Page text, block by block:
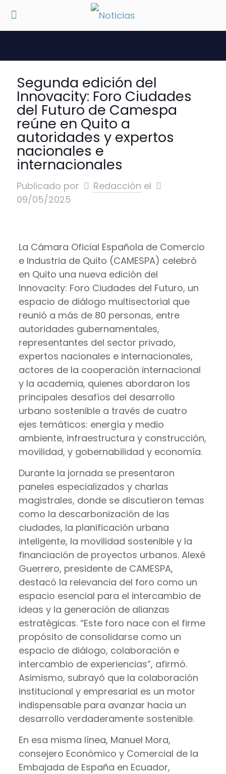
Segunda edición del
Innovacity: Foro Ciudades
del Futuro de Camespa
reúne en Quito a
autoridades y expertos
nacionales e
internacionales
Publicado por Redacción el
09/05/2025
La Cámara Oficial Española de Comercio
e Industria de Quito (CAMESPA) celebró
en Quito una nueva edición del
Innovacity: Foro Ciudades del Futuro, un
espacio de diálogo multisectorial que
reunió a más de 80 personas, entre
autoridades gubernamentales,
representantes del sector privado,
expertos nacionales e internacionales,
actores de la cooperación internacional
y la academia, quienes abordaron los
principales desafíos del desarrollo
urbano sostenible a través de cuatro
ejes temáticos: energía y medio
ambiente, infraestructura y construcción,
movilidad, y gobernabilidad y economía.
Durante la jornada se presentaron
paneles especializados y charlas
magistrales, donde se discutieron temas
como la descarbonización de las
ciudades, la planificación urbana
inteligente, la movilidad sostenible y la
financiación de proyectos urbanos. Alexé
Guerrero, presidente de CAMESPA,
destacó la relevancia del foro como un
espacio esencial para el intercambio de
ideas y la generación de alianzas
estratégicas. “Este foro nace con el firme
propósito de consolidarse como un
espacio de diálogo, colaboración e
intercambio de experiencias”, afirmó.
Asimismo, subrayó que la colaboración
institucional y empresarial es un motor
indispensable para avanzar hacia un
desarrollo verdaderamente sostenible.
En esa misma línea, Manuel Mora,
consejero Económico y Comercial de la
Embajada de España en Ecuador,